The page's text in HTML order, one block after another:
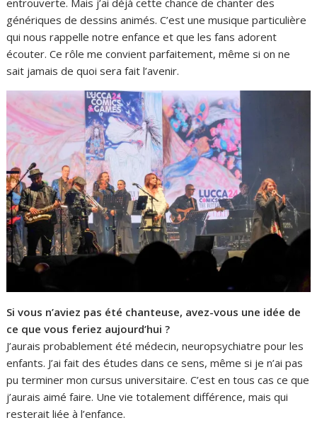
génériques de dessins animés. C’est une musique particulière
qui nous rappelle notre enfance et que les fans adorent
écouter. Ce rôle me convient parfaitement, même si on ne
sait jamais de quoi sera fait l’avenir.
Si vous n’aviez pas été chanteuse, avez-vous une idée de
ce que vous feriez aujourd’hui ?
J’aurais probablement été médecin, neuropsychiatre pour les
enfants. J’ai fait des études dans ce sens, même si je n’ai pas
pu terminer mon cursus universitaire. C’est en tous cas ce que
j’aurais aimé faire. Une vie totalement différence, mais qui
resterait liée à l’enfance.